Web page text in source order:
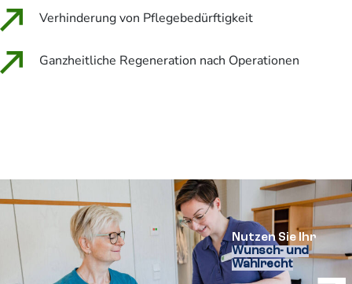
Verhinderung von Pflegebedürftigkeit
Ganzheitliche Regeneration nach Operationen
Nutzen Sie Ihr
Wunsch- und
Wahlrecht